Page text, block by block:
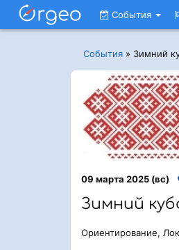
События
События » Зимний
09 марта 2025 (вс)
Зимний
Ориентирование,